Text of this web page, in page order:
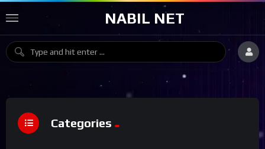
NABIL NET
Categories